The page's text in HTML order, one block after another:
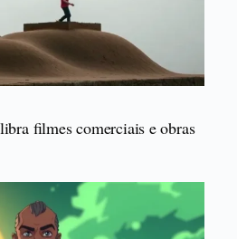
filmes comerciais e obras